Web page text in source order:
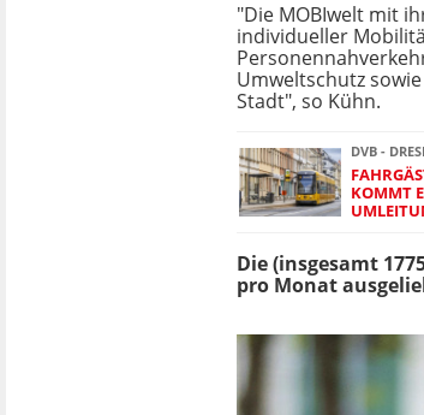
"Die MOBIwelt mit
individueller
Umweltschutz
Stadt", so Kühn.
DVB -
KOMMT
Die (insgesamt
pro Monat